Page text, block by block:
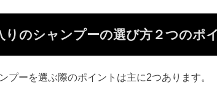
りのシャンプーの選び方２つのポ
プーを選ぶ際のポイントは主に2つあります。